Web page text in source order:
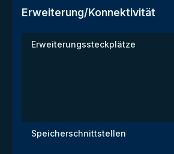
Erweiterung/Konnektivität
Erweiterungssteckplätze
Speicherschnittstellen